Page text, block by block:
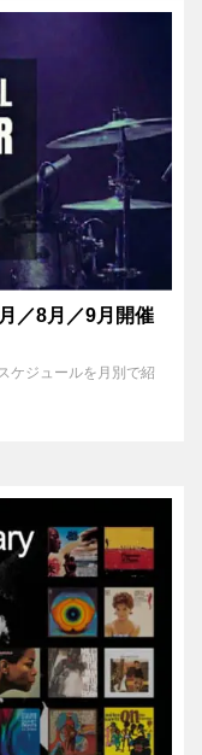
／8月／9月開催
ケジュールを月別で紹